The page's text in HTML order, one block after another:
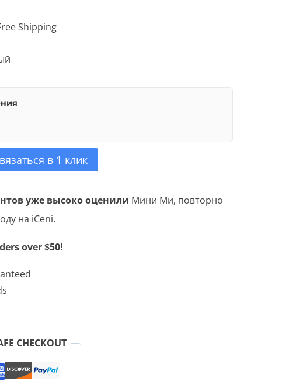
Shipping
в 1 клик
уже высоко оценили Мини Ми, повторно
на iCeni.
over $50!
CHECKOUT